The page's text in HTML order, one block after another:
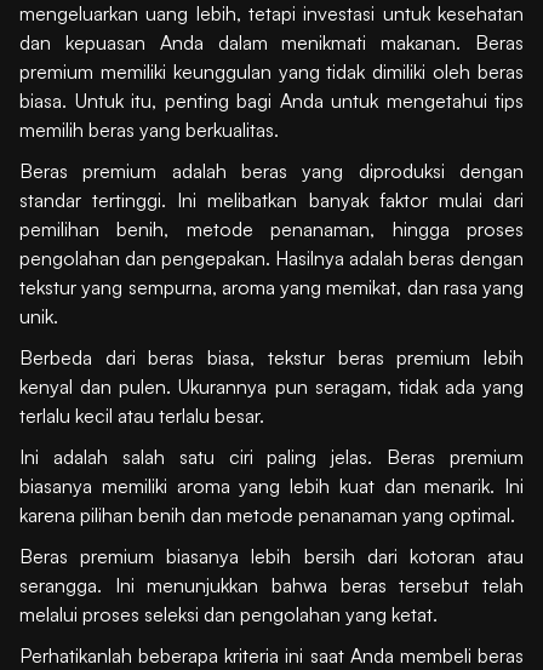
mengeluarkan uang lebih, tetapi investasi untuk kesehatan
dan kepuasan Anda dalam menikmati makanan. Beras
premium memiliki keunggulan yang tidak dimiliki oleh beras
biasa. Untuk itu, penting bagi Anda untuk mengetahui tips
memilih beras yang berkualitas.
Beras premium adalah beras yang diproduksi dengan
standar tertinggi. Ini melibatkan banyak faktor mulai dari
pemilihan benih, metode penanaman, hingga proses
pengolahan dan pengepakan. Hasilnya adalah beras dengan
tekstur yang sempurna, aroma yang memikat, dan rasa yang
unik.
Berbeda dari beras biasa, tekstur beras premium lebih
kenyal dan pulen. Ukurannya pun seragam, tidak ada yang
terlalu kecil atau terlalu besar.
Ini adalah salah satu ciri paling jelas. Beras premium
biasanya memiliki aroma yang lebih kuat dan menarik. Ini
karena pilihan benih dan metode penanaman yang optimal.
Beras premium biasanya lebih bersih dari kotoran atau
serangga. Ini menunjukkan bahwa beras tersebut telah
melalui proses seleksi dan pengolahan yang ketat.
Perhatikanlah beberapa kriteria ini saat Anda membeli beras